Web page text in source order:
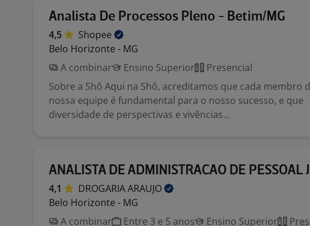
Analista De Processos Pleno - Betim/MG
4,5
Shopee
Belo Horizonte - MG
A combinar
Ensino Superior
Presencial
Sobre a Shô Aqui na Shô, acreditamos que cada membro
nossa equipe é fundamental para o nosso sucesso, e que
diversidade de perspectivas e vivências...
ANALISTA DE ADMINISTRACAO DE PESSOAL
4,1 DROGARIAARAUJO
Belo Horizonte - MG
A combinar
Entre 3 e 5 anos Ensino Superior